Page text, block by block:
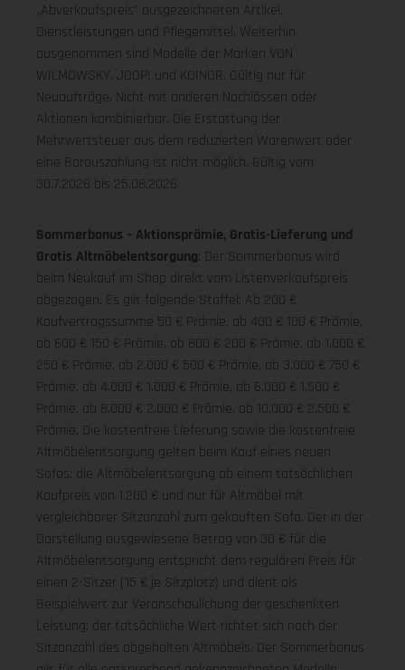
„Abverkaufspreis" ausgezeichneten Artikel,
Dienstleistungen und Pflegemittel. Weiterhin
ausgenommen sind Modelle der Marken VON
WILMOWSKY, JOOP! und KOINOR. Gültig nur für
Neuaufträge. Nicht mit anderen Nachlässen oder
Aktionen kombinierbar. Die Erstattung der
Mehrwertsteuer aus dem reduzierten Warenwert oder
eine Barauszahlung ist nicht möglich. Gültig vom
30.7.2026 bis 25.08.2026
Sommerbonus – Aktionsprämie, Gratis-Lieferung und
Gratis Altmöbelentsorgung: Der Sommerbonus wird
beim Neukauf im Shop direkt vom Listenverkaufspreis
abgezogen. Es gilt folgende Staffel: Ab 200 €
Kaufvertragssumme 50 € Prämie, ab 400 € 100 € Prämie,
ab 600 € 150 € Prämie, ab 800 € 200 € Prämie, ab 1.000 €
250 € Prämie, ab 2.000 € 500 € Prämie, ab 3.000 € 750 €
Prämie, ab 4.000 € 1.000 € Prämie, ab 6.000 € 1.500 €
Prämie, ab 8.000 € 2.000 € Prämie, ab 10.000 € 2.500 €
Prämie. Die kostenfreie Lieferung sowie die kostenfreie
Altmöbelentsorgung gelten beim Kauf eines neuen
Sofas; die Altmöbelentsorgung ab einem tatsächlichen
Kaufpreis von 1.200 € und nur für Altmöbel mit
vergleichbarer Sitzanzahl zum gekauften Sofa. Der in der
Darstellung ausgewiesene Betrag von 30 € für die
Altmöbelentsorgung entspricht dem regulären Preis für
einen 2-Sitzer (15 € je Sitzplatz) und dient als
Beispielwert zur Veranschaulichung der geschenkten
Leistung; der tatsächliche Wert richtet sich nach der
Sitzanzahl des abgeholten Altmöbels. Der Sommerbonus